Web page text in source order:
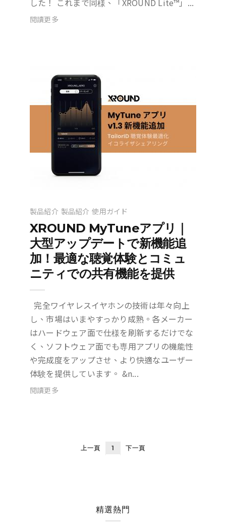
した！ これまで同様、「XROUND Lite™」...
閱讀更多
製品紹介 製品紹介 使用ガイド
XROUND MyTuneアプリ｜
大型アップデートで新機能追
加！最適な聴覚体験とコミュ
ニティでの共有機能を提供
完全ワイヤレスイヤホンの技術は年々向上
し、市場はいまやすっかり成熟。各メーカー
はハードウェア面で仕様を刷新するだけでな
く、ソフトウェア面でも専用アプリの機能性
や完成度をアップさせ、より快適なユーザー
体験を提供しています。 &n...
閱讀更多
上一頁 1 下一頁
精選熱門